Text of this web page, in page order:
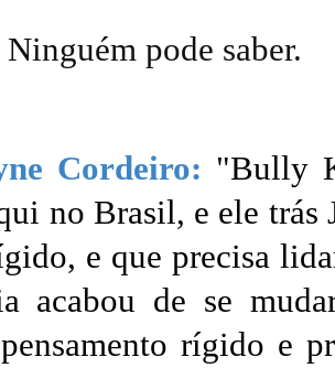
pode saber.
Cordeiro: "Bully
no Brasil, e ele
e que precisa
acabou de se
rígido e